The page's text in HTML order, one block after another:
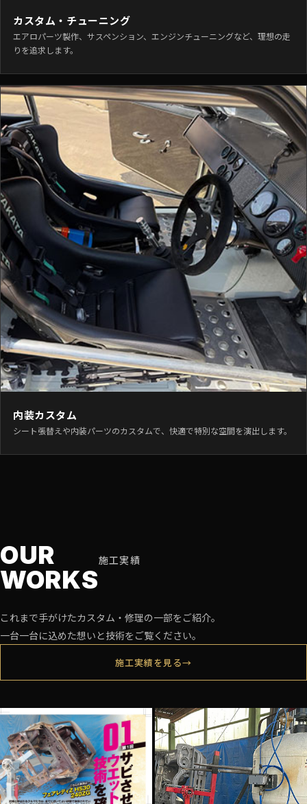
カスタム・チューニング
エアロパーツ製作、サスペンション、エンジンチューニングなど、理想の走
りを追求します。
内装カスタム
シート張替えや内装パーツのカスタムで、快適で特別な空間を演出します。
OUR
WORKS
施工実績
これまで手がけたカスタム・修理の一部をご紹介。
一台一台に込めた想いと技術をご覧ください。
施工実績を見る→